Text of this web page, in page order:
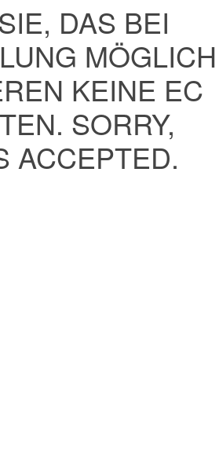
DAS BEI
MÖGLICH
KEINE EC
SORRY,
ACCEPTED.